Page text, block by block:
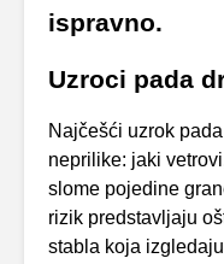
ispravno.
Uzroci pada
Najčešći uzrok
neprilike: jaki
slome pojedine
rizik predstavljaju
stabla koja